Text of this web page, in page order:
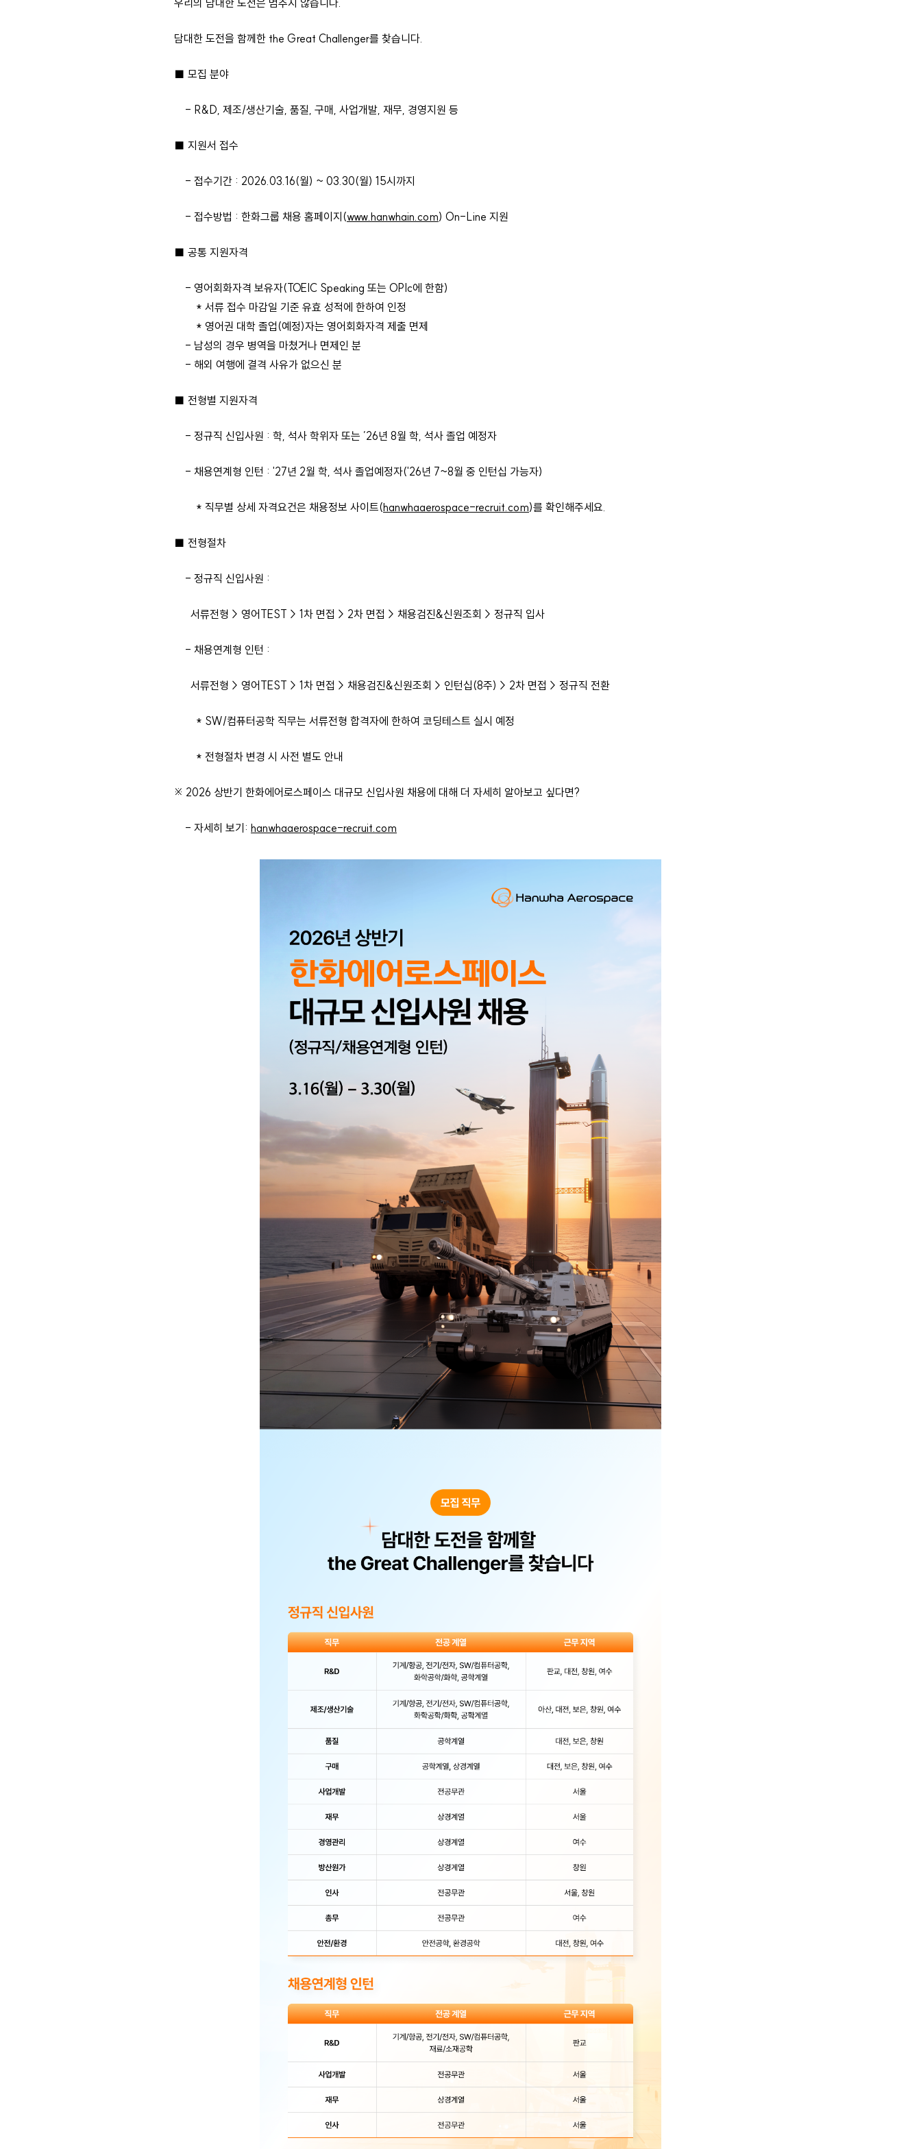
우리의 담대한 도전은 멈추지 않습니다.
담대한 도전을 함께한 the Great Challenger를 찾습니다.
■ 모집 분야
- R&D, 제조/생산기술, 품질, 구매, 사업개발, 재무, 경영지원 등
■ 지원서 접수
- 접수기간 : 2026.03.16(월) ~ 03.30(월) 15시까지
- 접수방법 : 한화그룹 채용 홈페이지(www.hanwhain.com) On-Line 지원
■ 공통 지원자격
- 영어회화자격 보유자(TOEIC Speaking 또는 OPIc에 한함)
* 서류 접수 마감일 기준 유효 성적에 한하여 인정
* 영어권 대학 졸업(예정)자는 영어회화자격 제출 면제
- 남성의 경우 병역을 마쳤거나 면제인 분
- 해외 여행에 결격 사유가 없으신 분
■ 전형별 지원자격
- 정규직 신입사원 : 학, 석사 학위자 또는 ’26년 8월 학, 석사 졸업 예정자
- 채용연계형 인턴 : '27년 2월 학, 석사 졸업예정자('26년 7~8월 중 인턴십 가능자)
* 직무별 상세 자격요건은 채용정보 사이트(hanwhaaerospace-recruit.com)를 확인해주세요.
■ 전형절차
- 정규직 신입사원 :
서류전형 > 영어TEST > 1차 면접 > 2차 면접 > 채용검진&신원조회 > 정규직 입사
- 채용연계형 인턴 :
서류전형 > 영어TEST > 1차 면접 > 채용검진&신원조회 > 인턴십(8주) > 2차 면접 > 정규직 전환
* SW/컴퓨터공학 직무는 서류전형 합격자에 한하여 코딩테스트 실시 예정
* 전형절차 변경 시 사전 별도 안내
※ 2026 상반기 한화에어로스페이스 대규모 신입사원 채용에 대해 더 자세히 알아보고 싶다면?
- 자세히 보기: hanwhaaerospace-recruit.com